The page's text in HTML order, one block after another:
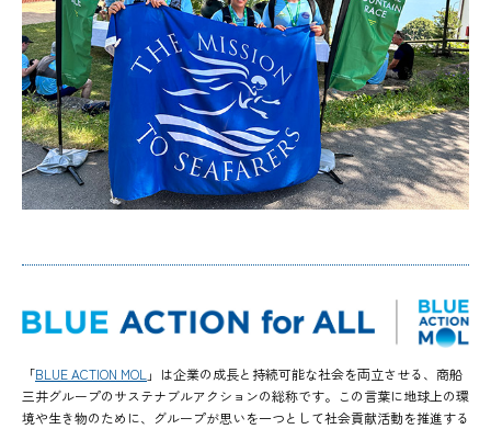
「BLUE ACTION MOL 」は企業の成長と持続可能な社会を両立させる、商船
三井グループのサステナブルアクションの総称です。この言葉に地球上の環
境や生き物のために、グループが思いを一つとして社会貢献活動を推進する